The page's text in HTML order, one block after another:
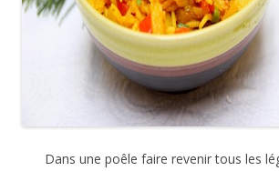
Dans une poêle faire revenir tous les